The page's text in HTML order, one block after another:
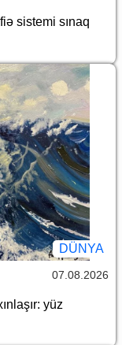
sistemi sınaq
DÜNYA
07.08.2026
yüz